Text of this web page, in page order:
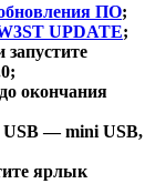
ПО;
UPDATE;
окончания
USB — mini USB,
ярлык